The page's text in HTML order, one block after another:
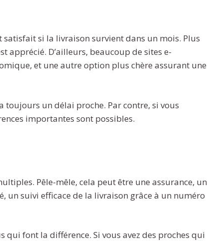
si la livraison survient dans un mois. Plus
apprécié. D’ailleurs, beaucoup de sites e-
et une autre option plus chère assurant une
toujours un délai proche. Par contre, si vous
importantes sont possibles.
Pêle-mêle, cela peut être une assurance, un
un suivi efficace de la livraison grâce à un numéro
qui font la différence. Si vous avez des proches qui